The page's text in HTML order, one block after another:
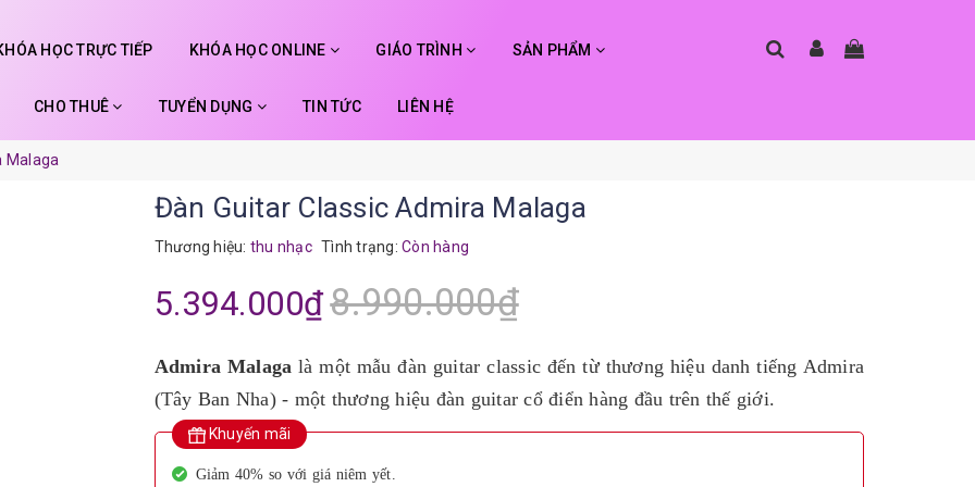
HỌC TRỰC TIẾP KHÓA HỌC ONLINE GIÁO TRÌNH SẢN PHẨM
CHO THUÊ TUYỂN DỤNG TIN TỨC LIÊN HỆ
Malaga
Đàn Guitar Classic Admira Malaga
Thương hiệu: thu nhạc Tình trạng: Còn hàng
5.394.000₫8.990.000₫
Admira Malagalà một mẫu đàn guitar classic đến từ thương hiệu danh tiếng Admira
(Tây Ban Nha) - một thương hiệu đàn guitar cổ điển hàng đầu trên thế giới.
Khuyến mãi
Giảm 40% so với giá niêm yết.